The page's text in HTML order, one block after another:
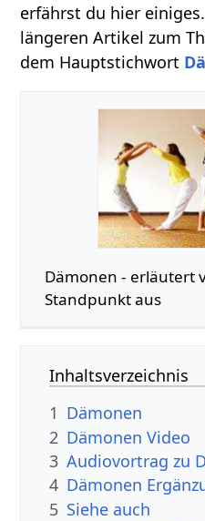
erfährst du hier
längeren Artikel zum
dem Hauptstichwort
Dämonen - erläutert
Standpunkt aus
Inhaltsverzeichnis
1 Dämonen
2 Dämonen Video
3 Audiovortrag zu
4 Dämonen
5 Siehe auch